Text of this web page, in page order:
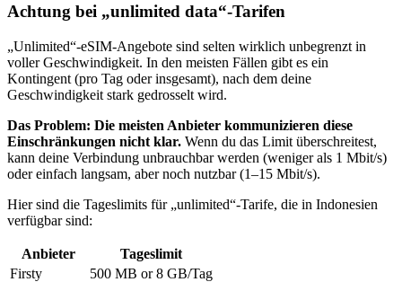
Achtung bei „unlimited data“-Tarifen
„Unlimited“-eSIM-Angebote sind selten wirklich unbegrenzt in
voller Geschwindigkeit. In den meisten Fällen gibt es ein
Kontingent (pro Tag oder insgesamt), nach dem deine
Geschwindigkeit stark gedrosselt wird.
Das Problem: Die meisten Anbieter kommunizieren diese
Einschränkungen nicht klar. Wenn du das Limit überschreitest,
kann deine Verbindung unbrauchbar werden (weniger als 1 Mbit/s)
oder einfach langsam, aber noch nutzbar (1–15 Mbit/s).
Hier sind die Tageslimits für „unlimited“-Tarife, die in Indonesien
verfügbar sind:
Anbieter
Tageslimit
Firsty
500 MB or 8 GB/Tag